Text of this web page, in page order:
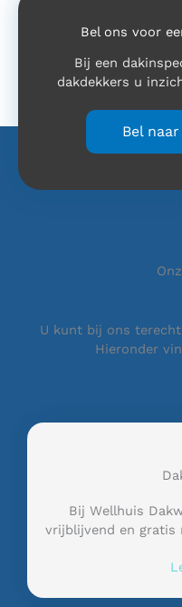
Bel ons voor
Bij een
dakdekkers u
Bel
U kunt bij ons
Hieronder
Bij Wellhuis
vrijblijvend en gratis